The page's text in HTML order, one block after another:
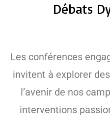
Débats
Les conférences
invitent à explorer
l’avenir de nos
interventions